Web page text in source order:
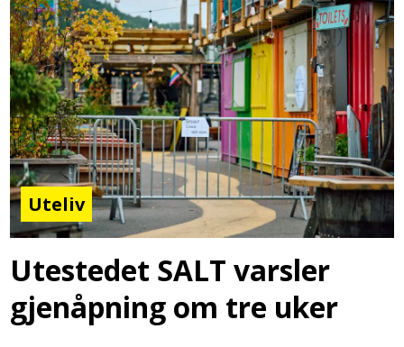
Uteliv
Utestedet SALT varsler
gjenåpning om tre uker